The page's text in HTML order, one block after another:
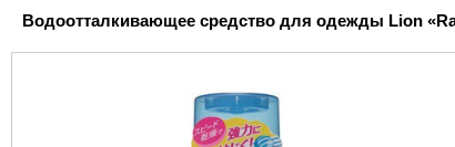
Водоотталкивающее средство для одежды Lion